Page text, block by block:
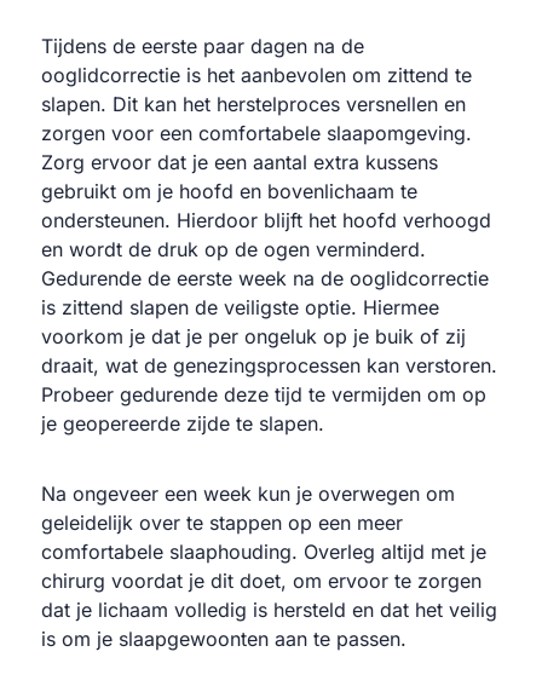
Tijdens de eerste paar dagen na de
ooglidcorrectie is het aanbevolen om zittend te
slapen. Dit kan het herstelproces versnellen en
zorgen voor een comfortabele slaapomgeving.
Zorg ervoor dat je een aantal extra kussens
gebruikt om je hoofd en bovenlichaam te
ondersteunen. Hierdoor blijft het hoofd verhoogd
en wordt de druk op de ogen verminderd.
Gedurende de eerste week na de ooglidcorrectie
is zittend slapen de veiligste optie. Hiermee
voorkom je dat je per ongeluk op je buik of zij
draait, wat de genezingsprocessen kan verstoren.
Probeer gedurende deze tijd te vermijden om op
je geopereerde zijde te slapen.
Na ongeveer een week kun je overwegen om
geleidelijk over te stappen op een meer
comfortabele slaaphouding. Overleg altijd met je
chirurg voordat je dit doet, om ervoor te zorgen
dat je lichaam volledig is hersteld en dat het veilig
is om je slaapgewoonten aan te passen.